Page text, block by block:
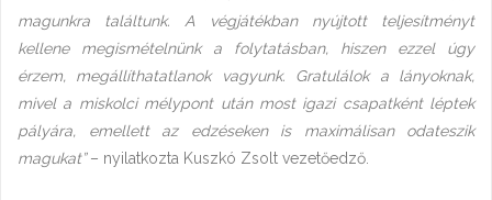
magunkra találtunk. A végjátékban nyújtott teljesítményt
kellene megismételnünk a folytatásban, hiszen ezzel úgy
érzem, megállíthatatlanok vagyunk. Gratulálok a lányoknak,
mivel a miskolci mélypont után most igazi csapatként léptek
pályára, emellett az edzéseken is maximálisan odateszik
magukat”– nyilatkozta Kuszkó Zsolt vezetőedző.